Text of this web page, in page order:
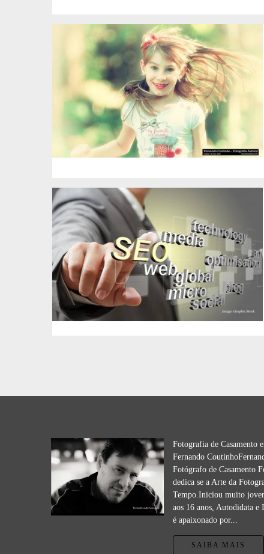
Fotografia de Casamento
Fernando
Fotógrafo de Casamento
dedica se a Arte da
Tempo.Iniciou muito
aos 16 anos, Autodidata e
é apaixonado por...
SAIBA MAIS